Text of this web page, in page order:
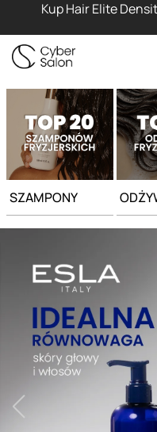
Kup Hair Elite
SZAMPONY
Strona główna - Cyber